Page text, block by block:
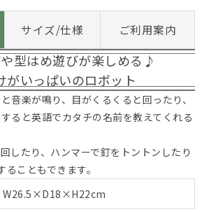
サイズ/仕様 ご利用案内
型はめ遊びが楽しめる♪
がいっぱいのロボット
音楽が鳴り、目がくるくると回ったり、
ると英語でカタチの名前を教えてくれる
したり、ハンマーで釘をトントンしたり
こともできます。
W26.5×D18×H22cm